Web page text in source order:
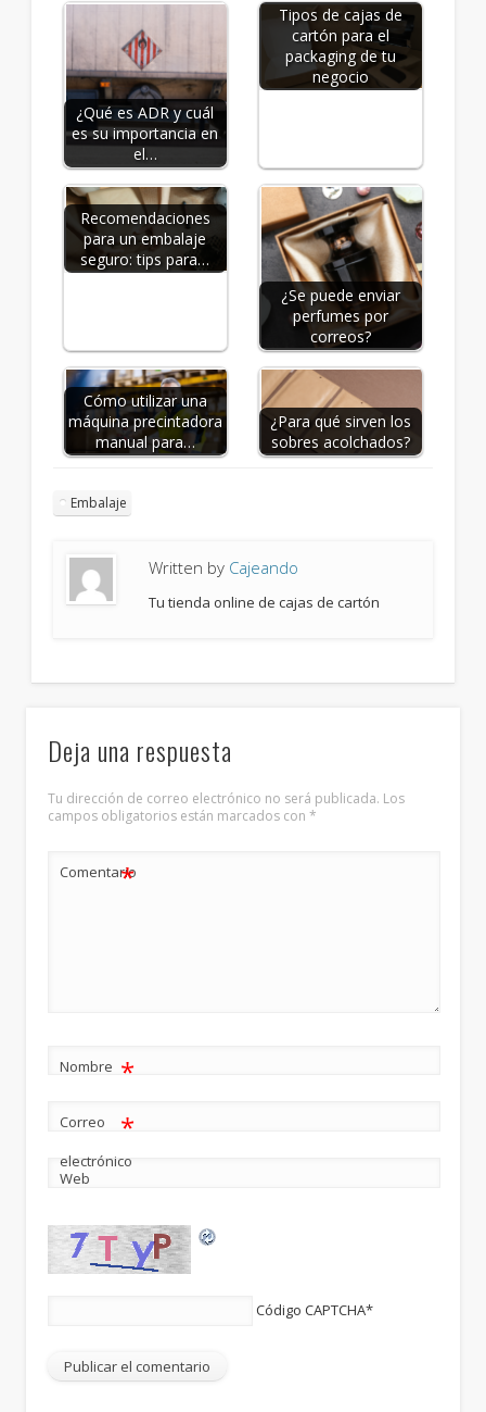
¿Qué es ADR y cuál
es su importancia en
el…
Tipos de cajas de
cartón para el
packaging de tu
negocio
Recomendaciones
para un embalaje
seguro: tips para…
¿Se puede enviar
perfumes por
correos?
Cómo utilizar una
máquina precintadora
manual para…
¿Para qué sirven los
sobres acolchados?
Embalaje
Written by Cajeando
Tu tienda online de cajas de cartón
Deja una respuesta
Tu dirección de correo electrónico no será publicada. Los
campos obligatorios están marcados con*
Comentario
*
Nombre *
Correo
electrónico
*
Web
Código CAPTCHA*